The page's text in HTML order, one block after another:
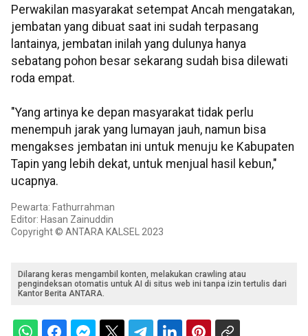
Perwakilan masyarakat setempat Ancah mengatakan,
jembatan yang dibuat saat ini sudah terpasang
lantainya, jembatan inilah yang dulunya hanya
sebatang pohon besar sekarang sudah bisa dilewati
roda empat.
"Yang artinya ke depan masyarakat tidak perlu
menempuh jarak yang lumayan jauh, namun bisa
mengakses jembatan ini untuk menuju ke Kabupaten
Tapin yang lebih dekat, untuk menjual hasil kebun,"
ucapnya.
Pewarta: Fathurrahman
Editor: Hasan Zainuddin
Copyright © ANTARA KALSEL 2023
Dilarang keras mengambil konten, melakukan crawling atau
pengindeksan otomatis untuk AI di situs web ini tanpa izin tertulis dari
Kantor Berita ANTARA.